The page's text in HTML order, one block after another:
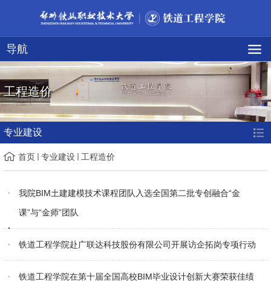
导航
工程造价
专业建设
首页 专业建设 工程造价
我院BIM土建建模技术课程团队入选全国第二批专创融合“金
课”与“金师”团队
铁道工程学院赴广联达科技股份有限公司开展访企拓岗专项行动
铁道工程学院在第十届全国高校BIM毕业设计创新大赛荣获佳绩